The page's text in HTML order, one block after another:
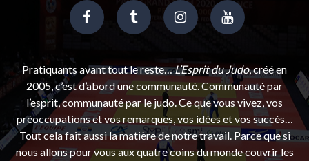
Pratiquants avant tout le reste…L’Esprit du Judo, créé en
2005, c’est d’abord une communauté. Communauté par
l’esprit, communauté par le judo. Ce que vous vivez, vos
préoccupations et vos remarques, vos idées et vos succès…
Tout cela fait aussi la matière de notre travail. Parce que si
nous allons pour vous aux quatre coins du monde couvrir les